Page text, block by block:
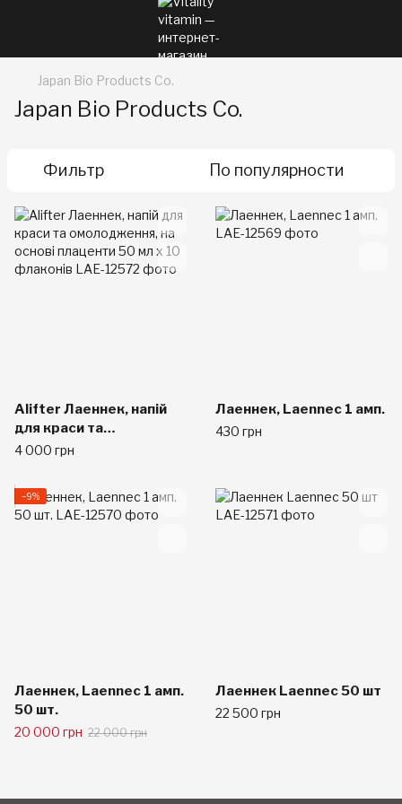
Japan Bio Products Co.
Japan Bio Products Co.
Фильтр По популярности
Alifter Лаеннек, напій
для краси та
омолодження, на основі
флаконів
4 000 грн
Лаеннек, Laennec 1 амп.
430 грн
−9%
Лаеннек, Laennec 1 амп.
50 шт.
20 000 грн 22 000 грн
Лаеннек Laennec 50 шт
22 500 грн